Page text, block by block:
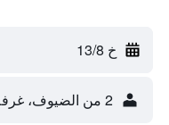
خ 13/8
2 من الضيوف، غرفة واحدة